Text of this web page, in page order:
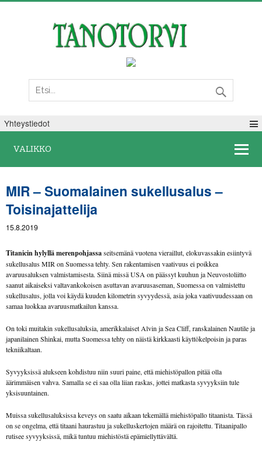
Yhteystiedot
VALIKKO
MIR – Suomalainen sukellusalus –
Toisinajattelija
15.8.2019
Titanicin hylyllä merenpohjassaseitsemänä vuotena vieraillut, elokuvassakin esiintyvä
sukellusalus MIR on Suomessa tehty. Sen rakentamisen vaativuus ei poikkea
avaruusaluksen valmistamisesta. Siinä missä USA on päässyt kuuhun ja Neuvostoliitto
saanut aikaiseksi valtavankokoisen asuttavan avaruusaseman, Suomessa on valmistettu
sukellusalus, jolla voi käydä kuuden kilometrin syvyydessä, asia joka vaativuudessaan on
samaa luokkaa avaruusmatkailun kanssa.
On toki muitakin sukellusaluksia, amerikkalaiset Alvin ja Sea Cliff, ranskalainen Nautile ja
japanilainen Shinkai, mutta Suomessa tehty on näistä kirkkaasti käyttökelpoisin ja paras
tekniikaltaan.
Syvyyksissä alukseen kohdistuu niin suuri paine, että miehistöpallon pitää olla
äärimmäisen vahva. Samalla se ei saa olla liian raskas, jottei matkasta syvyyksiin tule
yksisuuntainen.
Muissa sukellusaluksissa keveys on saatu aikaan tekemällä miehistöpallo titaanista. Tässä
on se ongelma, että titaani haurastuu ja sukelluskertojen määrä on rajoitettu. Titaanipallo
rutisee syvyyksissä, mikä tuntuu miehistöstä epämiellyttävältä.